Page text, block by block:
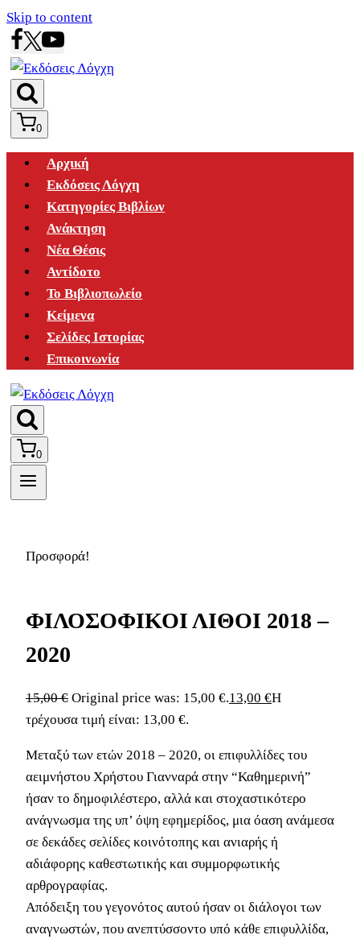
Skip to content
0
Αρχική
Εκδόσεις Λόγχη
Κατηγορίες Βιβλίων
Ανάκτηση
Νέα Θέσις
Αντίδοτο
Το Βιβλιοπωλείο
Κείμενα
Σελίδες Ιστορίας
Επικοινωνία
0
Προσφορά!
ΦΙΛΟΣΟΦΙΚΟΙ ΛΙΘΟΙ 2018 –
2020
15,00€ Original price was: 15,00 €.13,00 €Η
τρέχουσα τιμή είναι: 13,00 €.
Μεταξύ των ετών 2018 – 2020, οι επιφυλλίδες του
αειμνήστου Χρήστου Γιανναρά στην “Καθημερινή”
ήσαν το δημοφιλέστερο, αλλά και στοχαστικότερο
ανάγνωσμα της υπ’ όψη εφημερίδος, μια όαση ανάμεσα
σε δεκάδες σελίδες κοινότοπης και ανιαρής ή
αδιάφορης καθεστωτικής και συμμορφωτικής
αρθρογραφίας.
Απόδειξη του γεγονότος αυτού ήσαν οι διάλογοι των
αναγνωστών, που ανεπτύσσοντο υπό κάθε επιφυλλίδα,